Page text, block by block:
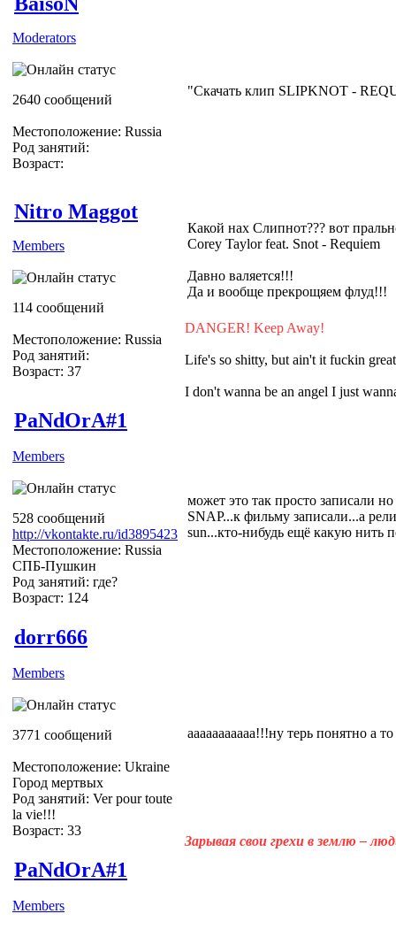
Moderators
2640 сообщений
Местоположение: Russia
Род занятий:
Возраст:
"Скачать клип SLIPKNOT -
Nitro Maggot
Members
114 сообщений
Местоположение: Russia
Род занятий:
Возраст: 37
Какой нах Слипнот??? вот
Corey Taylor feat. Snot - Requiem
Давно валяется!!!
Да и вообще прекрощяем флуд!!!
DANGER! Keep Away!
Life's so shitty, but ain't it fuckin
I don't wanna be an angel I just
PaNdOrA#1
Members
528 сообщений
http://vkontakte.ru/id3895423
Местоположение: Russia
СПБ-Пушкин
Род занятий: где?
Возраст: 124
может это так просто записали
SNAP...к фильму записали...а
sun...кто-нибудь ещё какую нить
dorr666
Members
3771 сообщений
Местоположение: Ukraine
Город мертвых
Род занятий: Ver pour toute
la vie!!!
Возраст: 33
ааааааааааа!!!ну терь понятно а
Зарывая свои грехи в землю –
PaNdOrA#1
Members